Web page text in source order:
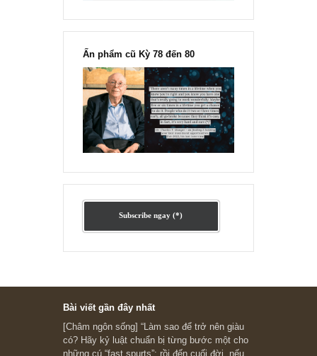
chỉ vì chiến tranh”, ngài Philip
Fisher